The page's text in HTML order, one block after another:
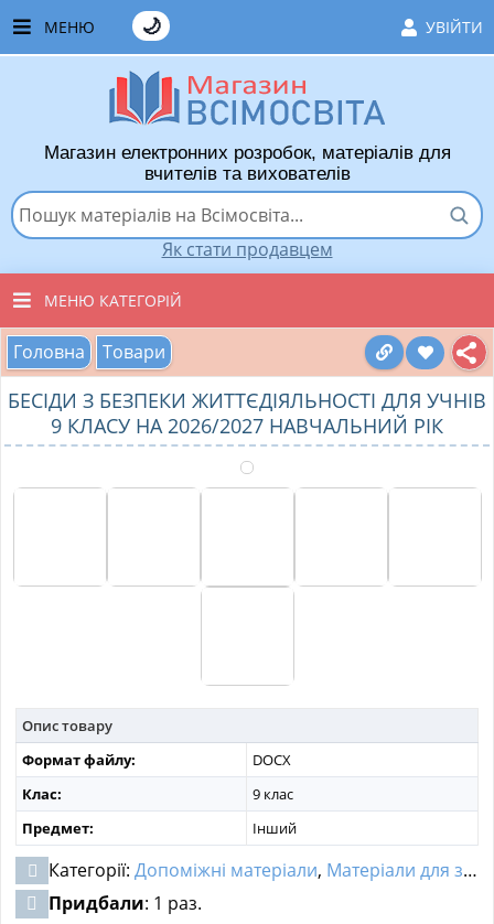
МЕНЮ УВІЙТИ
🌙
ЧАСТІ ЗАПИТАННЯ
ЯК ТУТ КУПУВАТИ
ЯК ТУТ ПРОДАВАТИ
ВПОДОБАНІ ТОВАРИ
КОШИК
Магазин електронних розробок, матеріалів для
вчителів та вихователів
Як стати продавцем
МЕНЮ КАТЕГОРІЙ
ВСІ ТОВАРИ
ВИХОВАТЕЛЯМ ДНЗ
Головна Товари
БЕСІДИ З БЕЗПЕКИ ЖИТТЄДІЯЛЬНОСТІ ДЛЯ УЧНІВ
9 КЛАСУ НА 2026/2027 НАВЧАЛЬНИЙ РІК
Опис товару
Формат файлу:
DOCX
Клас:
9 клас
Предмет:
Інший
Категорії: Допоміжні матеріали, Матеріали для заходів
Придбали: 1 раз.